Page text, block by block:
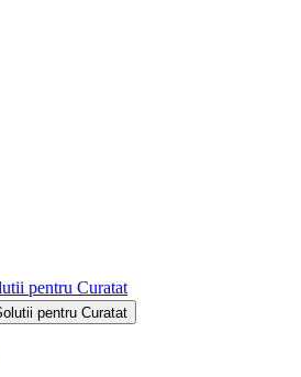
pentru Curatat
pentru Curatat